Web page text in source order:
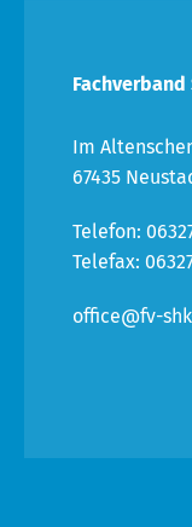
Fachverband
Im
67435
Telefon:
Telefax:
office@fv-